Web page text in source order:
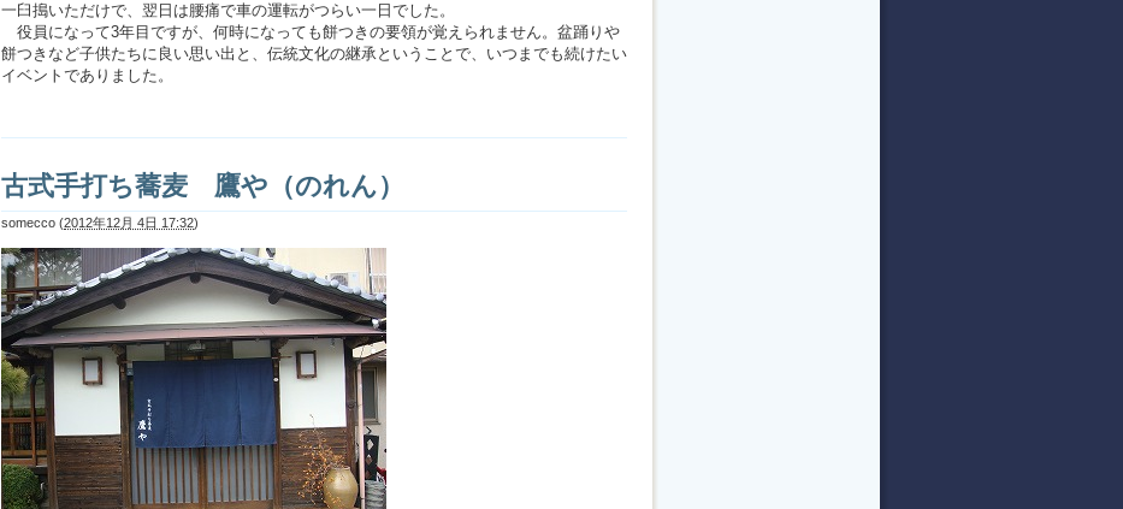
一臼搗いただけで、翌日は腰痛で車の運転がつらい一日でした。
役員になって3年目ですが、何時になっても餅つきの要領が覚えられません。盆踊りや
餅つきなど子供たちに良い思い出と、伝統文化の継承ということで、いつまでも続けたい
イベントでありました。
古式手打ち蕎麦 鷹や（のれん）
somecco (2012年12月 4日 17:32)